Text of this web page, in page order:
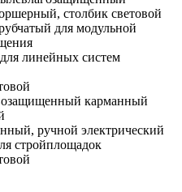
столбик световой
для модульной
линейных систем
карманный
ручной электрический
стройплощадок